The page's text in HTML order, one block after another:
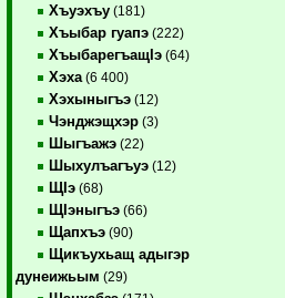
Хъуэхъу (181)
Хъыбар гуапэ (222)
ХъыбарегъащIэ (64)
Хэха (6 400)
Хэхыныгъэ (12)
Чэнджэщхэр (3)
Шыгъажэ (22)
Шыхулъагъуэ (12)
ЩIэ (68)
ЩIэныгъэ (66)
Щапхъэ (90)
Щикъухьащ адыгэр
дунеижьым (29)